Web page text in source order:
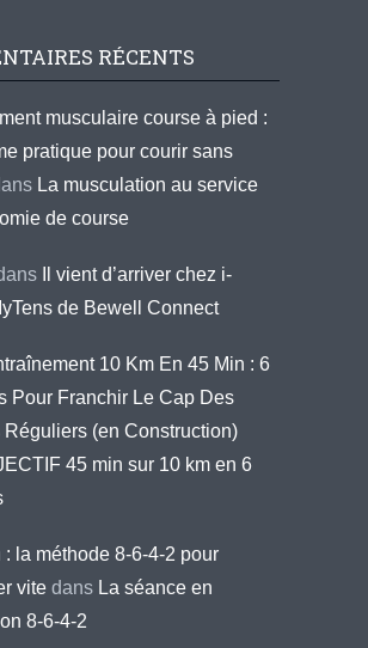
RÉCENTS
musculaire course à pied :
pratique pour courir sans
La musculation au service
de course
Il vient d’arriver chez i-
de Bewell Connect
10 Km En 45 Min : 6
Pour Franchir Le Cap Des
Réguliers (en Construction)
45 min sur 10 km en 6
: la méthode 8-6-4-2 pour
vite dans La séance en
8-6-4-2